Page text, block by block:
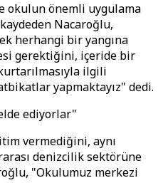
okulun önemli uygulama
Nacaroğlu,
herhangi bir yangına
gerektiğini, içeride bir
ilgili
yapmaktayız" dedi.
ediyorlar"
vermediğini, aynı
denizcilik sektörüne
"Okulumuz merkezi